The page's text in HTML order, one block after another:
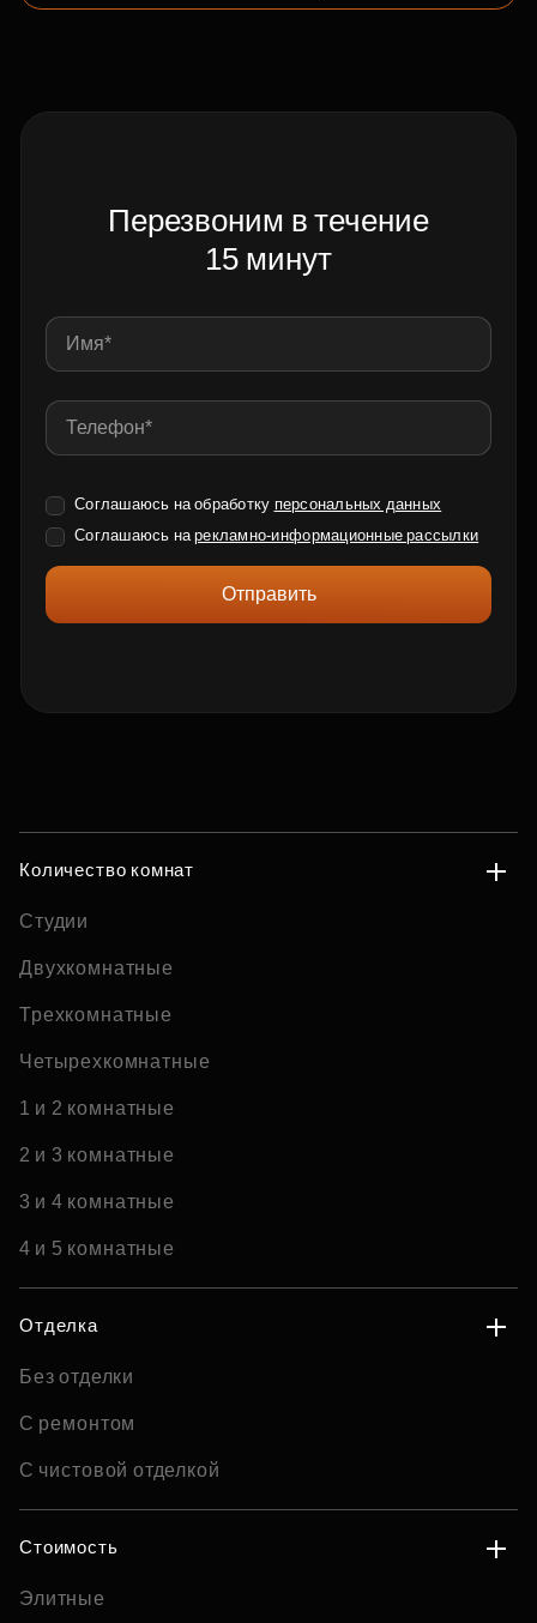
Перезвоним в течение
15 минут
Соглашаюсь на обработку персональных данных
Соглашаюсь нарекламно-информационные рассылки
Отправить
Количество комнат
Студии
Двухкомнатные
Трехкомнатные
Четырехкомнатные
1 и 2 комнатные
2 и 3 комнатные
3 и 4 комнатные
4 и 5 комнатные
Отделка
Без отделки
С ремонтом
С чистовой отделкой
Стоимость
Элитные